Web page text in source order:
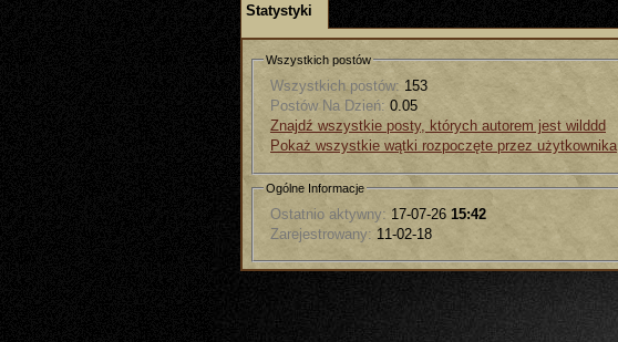
Statystyki
Wszystkich postów
Wszystkich postów: 153
Postów Na Dzień: 0.05
Znajdź wszystkie posty, których autorem jest wilddd
Pokaż wszystkie wątki rozpoczęte przez użytkownika
Ogólne Informacje
Ostatnio aktywny: 17-07-26 15:42
Zarejestrowany: 11-02-18